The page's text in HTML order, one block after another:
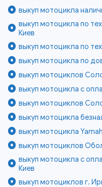
выкуп мотоцикла
выкуп мотоцикла по
Киев
выкуп мотоцикла по
выкуп мотоцикла по
выкуп мотоциклов
выкуп мотоцикла с
выкуп мотоциклов
выкуп мотоцикла
выкуп мотоцикла
выкуп мотоциклов
выкуп мотоцикла с
Киев
выкуп мотоциклов г.